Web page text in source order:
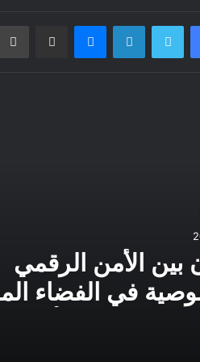
فيسبوك تويتر لينكدإن ماسنجر مشاركة عبر البريد
بين الأمن الرقمي
في الفضاء